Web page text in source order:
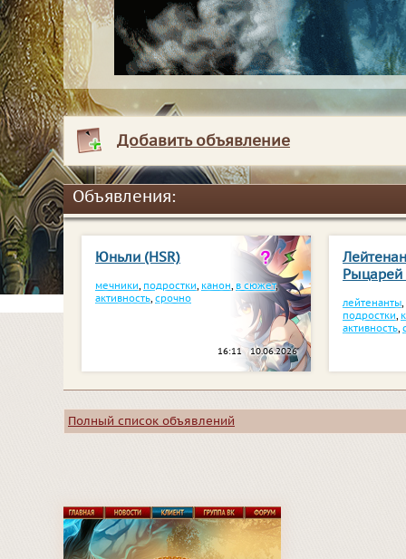
Добавить объявление
Объявления:
Юньли (HSR)
мечники, подростки, канон, в сюжет,
активность, срочно
16:11 10.06.2026
Рыцарей
лейтенанты,
подростки,
активность,
Полный список объявлений